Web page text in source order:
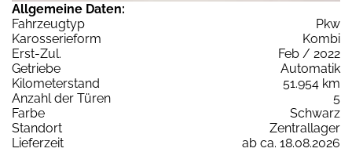
Allgemeine Daten:
Fahrzeugtyp
Pkw
Karosserieform
Kombi
Erst-Zul.
Feb / 2022
Getriebe
Automatik
Kilometerstand
51.954 km
Anzahl der Türen
5
Farbe
Schwarz
Standort
Zentrallager
Lieferzeit
ab ca. 18.08.2026